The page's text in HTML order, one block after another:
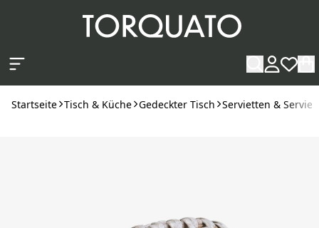
Startseite Tisch & Küche Gedeckter Tisch Servietten &